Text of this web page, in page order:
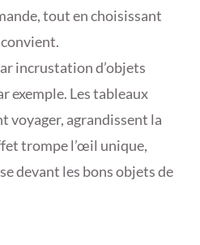
tout en choisissant
incrustation d’objets
exemple. Les tableaux
voyager, agrandissent la
trompe l’œil unique,
devant les bons objets de